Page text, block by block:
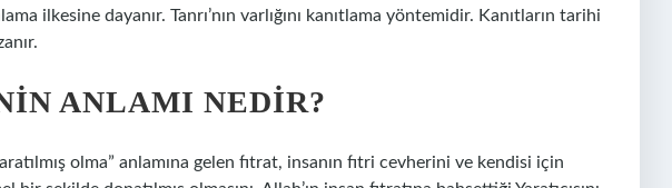
ilkesine dayanır. Tanrı’nın varlığını kanıtlama yöntemidir. Kanıtların tarihi
ANLAMI NEDIR?
olma” anlamına gelen fıtrat, insanın fıtri cevherini ve kendisi için